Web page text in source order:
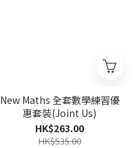
New Maths 全套數學練習優
惠套裝(Joint Us)
HK$263.00
HK$535.00